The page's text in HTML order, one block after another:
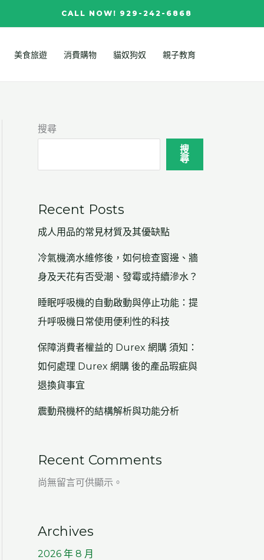
CALL NOW! 929-242-6868
美食旅遊 消費購物 貓奴狗奴 親子教育
搜尋
搜
尋
Recent Posts
成人用品的常見材質及其優缺點
冷氣機滴水維修後，如何檢查窗邊、牆
身及天花有否受潮、發霉或持續滲水？
睡眠呼吸機的自動啟動與停止功能：提
升呼吸機日常使用便利性的科技
保障消費者權益的 Durex 網購 須知：
如何處理 Durex 網購 後的產品瑕疵與
退換貨事宜
震動飛機杯的結構解析與功能分析
Recent Comments
尚無留言可供顯示。
Archives
2026 年 8 月